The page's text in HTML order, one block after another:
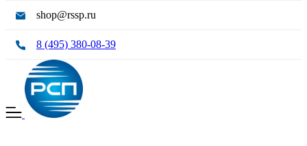
shop@rssp.ru
8 (495) 380-08-39